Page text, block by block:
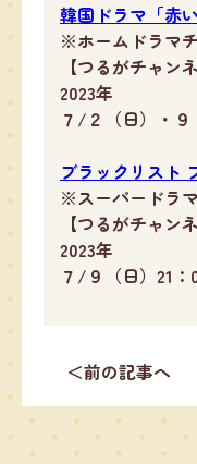
韓国ドラマ「赤い
※ホームドラマ
【つるがチャン
2023年
７/２（日）・９
ブラックリスト
※スーパードラ
【つるがチャン
2023年
７/９（日）21：
＜前の記事へ